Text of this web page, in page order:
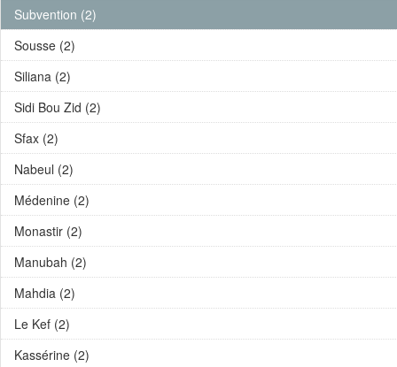
Subvention (2)
Sousse (2)
Siliana (2)
Sidi Bou Zid (2)
Sfax (2)
Nabeul (2)
Médenine (2)
Monastir (2)
Manubah (2)
Mahdia (2)
Le Kef (2)
Kassérine (2)